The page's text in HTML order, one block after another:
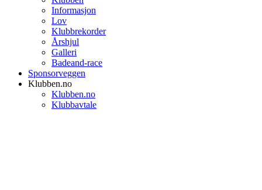
Informasjon
Lov
Klubbrekorder
Årshjul
Galleri
Badeand-race
Sponsorveggen
Klubben.no
Klubben.no
Klubbavtale